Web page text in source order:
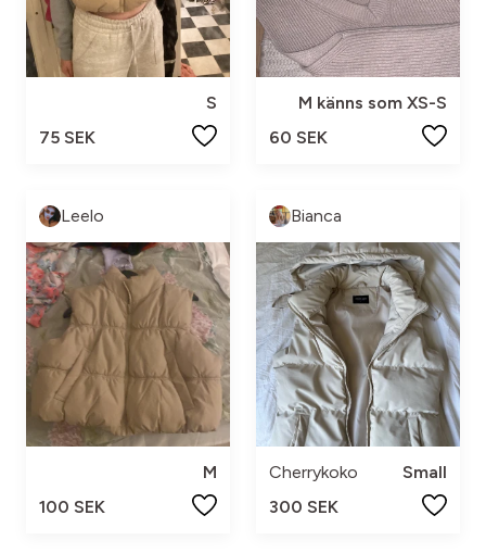
S
75 SEK
M känns som XS-S
60 SEK
Leelo
M
100 SEK
Bianca
Cherrykoko
Small
300 SEK